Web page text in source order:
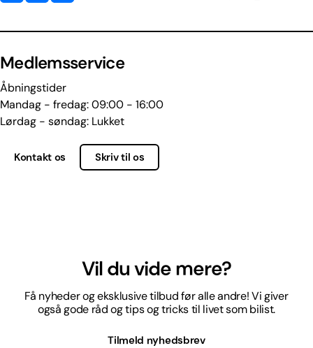
Medlemsservice
Åbningstider
Mandag - fredag: 09:00 - 16:00
Lørdag - søndag: Lukket
Kontakt os Skriv til os
Vil du vide mere?
Få nyheder og eksklusive tilbud før alle andre! Vi giver
også gode råd og tips og tricks til livet som bilist.
Tilmeld nyhedsbrev